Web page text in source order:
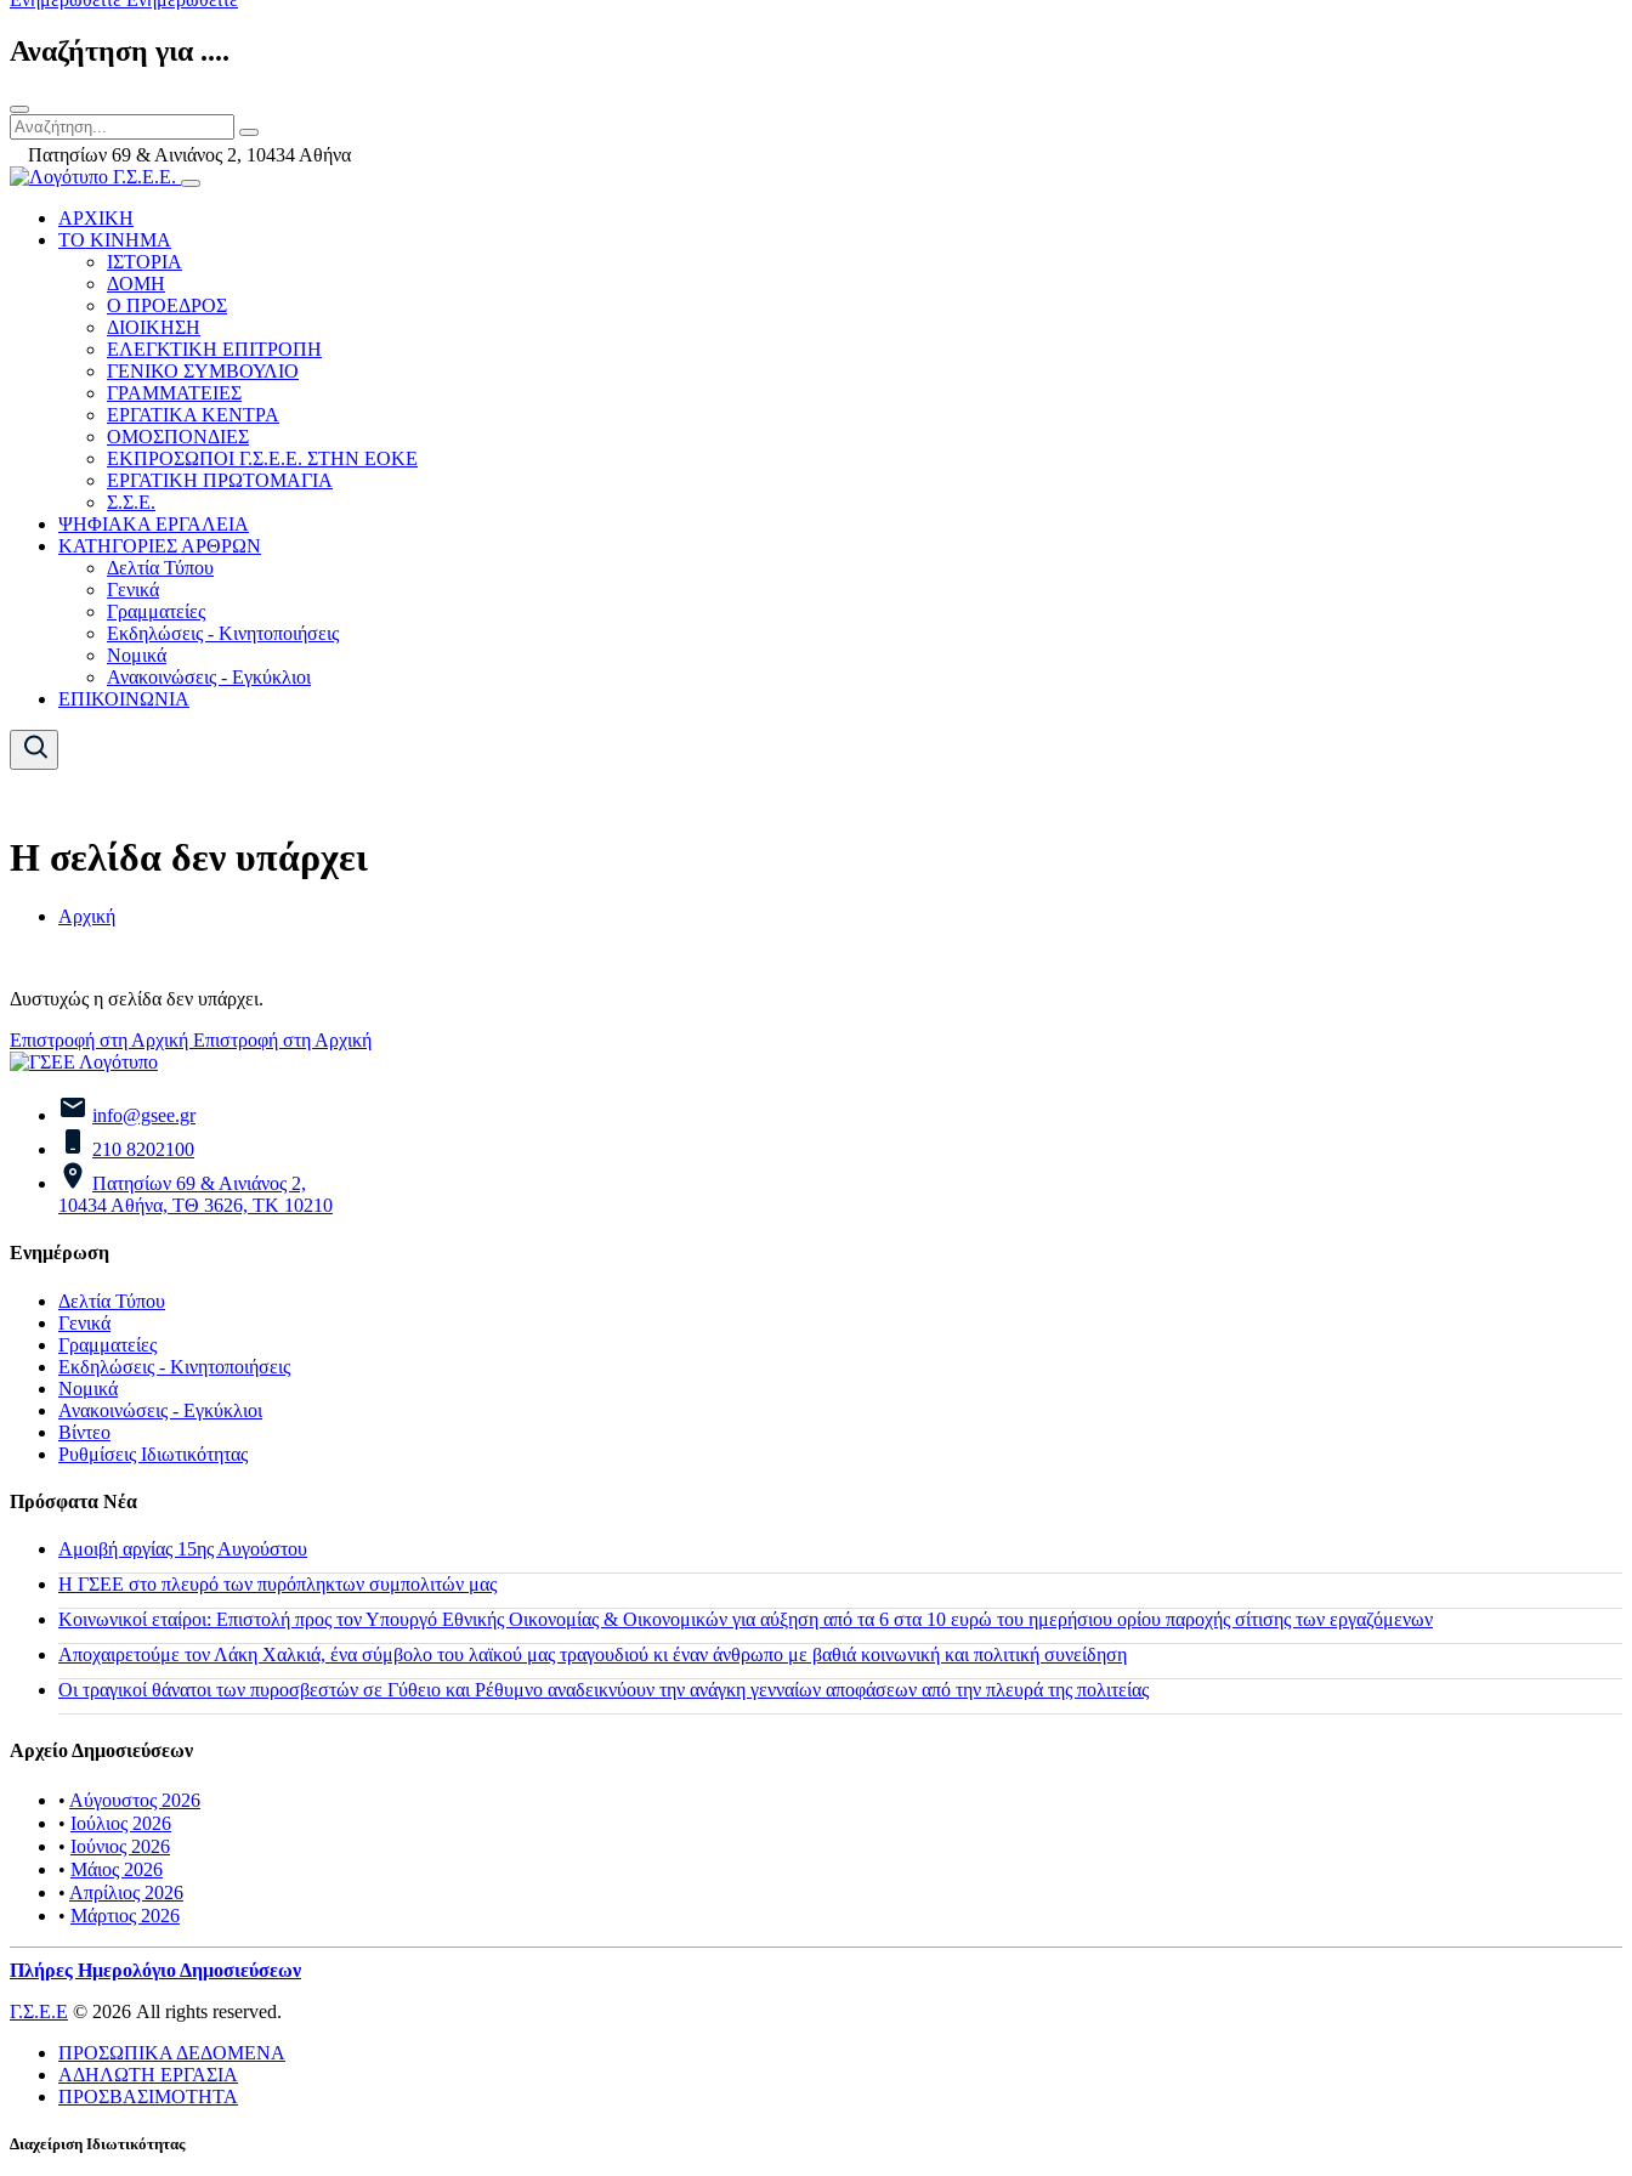
Αναζήτηση για ....
Πατησίων 69 & Αινιάνος 2, 10434 Αθήνα
ΑΡΧΙΚΗ
ΤΟ ΚΙΝΗΜΑ
ΙΣΤΟΡΙΑ
ΔΟΜΗ
Ο ΠΡΟΕΔΡΟΣ
ΔΙΟΙΚΗΣΗ
ΕΛΕΓΚΤΙΚΗ ΕΠΙΤΡΟΠΗ
ΓΕΝΙΚΟ ΣΥΜΒΟΥΛΙΟ
ΓΡΑΜΜΑΤΕΙΕΣ
ΕΡΓΑΤΙΚΑ ΚΕΝΤΡΑ
ΟΜΟΣΠΟΝΔΙΕΣ
ΕΚΠΡΟΣΩΠΟΙ Γ.Σ.Ε.Ε. ΣΤΗΝ ΕΟΚΕ
ΕΡΓΑΤΙΚΗ ΠΡΩΤΟΜΑΓΙΑ
Σ.Σ.Ε.
ΨΗΦΙΑΚΑ ΕΡΓΑΛΕΙΑ
ΚΑΤΗΓΟΡΙΕΣ ΑΡΘΡΩΝ
Δελτία Τύπου
Γενικά
Γραμματείες
Εκδηλώσεις - Κινητοποιήσεις
Νομικά
Ανακοινώσεις - Εγκύκλιοι
ΕΠΙΚΟΙΝΩΝΙΑ
Η σελίδα δεν υπάρχει
Αρχική
Δυστυχώς η σελίδα δεν υπάρχει.
Επιστροφή στη Αρχική Επιστροφή στη Αρχική
info@gsee.gr
210 8202100
Πατησίων 69 & Αινιάνος 2,
10434 Αθήνα, ΤΘ 3626, ΤΚ 10210
Ενημέρωση
Δελτία Τύπου
Γενικά
Γραμματείες
Εκδηλώσεις - Κινητοποιήσεις
Νομικά
Ανακοινώσεις - Εγκύκλιοι
Βίντεο
Ρυθμίσεις Ιδιωτικότητας
Πρόσφατα Νέα
Αμοιβή αργίας 15ης Αυγούστου
H ΓΣΕΕ στο πλευρό των πυρόπληκτων συμπολιτών μας
Κοινωνικοί εταίροι: Επιστολή προς τον Υπουργό Εθνικής Οικονομίας & Οικονομικών για αύξηση από τα 6 στα 10 ευρώ του ημερήσιου ορίου παροχής σίτισης των εργαζόμενων
Αποχαιρετούμε τον Λάκη Χαλκιά, ένα σύμβολο του λαϊκού μας τραγουδιού κι έναν άνθρωπο με βαθιά κοινωνική και πολιτική συνείδηση
Οι τραγικοί θάνατοι των πυροσβεστών σε Γύθειο και Ρέθυμνο αναδεικνύουν την ανάγκη γενναίων αποφάσεων από την πλευρά της πολιτείας
Αρχείο Δημοσιεύσεων
• Αύγουστος 2026
• Ιούλιος 2026
• Ιούνιος 2026
• Μάιος 2026
• Απρίλιος 2026
• Μάρτιος 2026
Πλήρες Ημερολόγιο Δημοσιεύσεων
Γ.Σ.Ε.Ε © 2026 All rights reserved.
ΠΡΟΣΩΠΙΚΑ ΔΕΔΟΜΕΝΑ
ΑΔΗΛΩΤΗ ΕΡΓΑΣΙΑ
ΠΡΟΣΒΑΣΙΜΟΤΗΤΑ
Διαχείριση Ιδιωτικότητας